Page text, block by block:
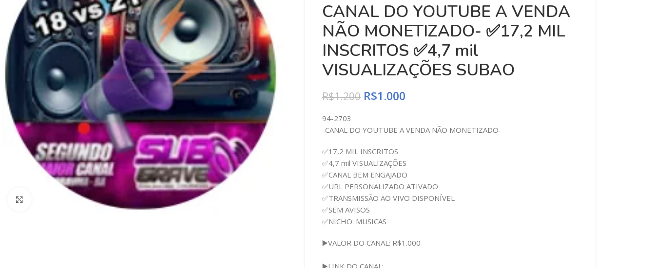
Clique para ampliar
CANAL DO YOUTUBE A VENDA
NÃO MONETIZADO- ✅17,2 MIL
INSCRITOS ✅4,7 mil
VISUALIZAÇÕES SUBAO
R$1.200 R$1.000
94-2703
-CANAL DO YOUTUBE A VENDA NÃO MONETIZADO-
✅17,2 MIL INSCRITOS
✅4,7 mil VISUALIZAÇÕES
✅CANAL BEM ENGAJADO
✅URL PERSONALIZADO ATIVADO
✅TRANSMISSÃO AO VIVO DISPONÍVEL
✅SEM AVISOS
✅NICHO: MUSICAS
▶️VALOR DO CANAL: R$1.000
▶️LINK DO CANAL: